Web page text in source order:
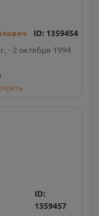
ID: 1359454
- 2 октября 1994
ID:
1359457